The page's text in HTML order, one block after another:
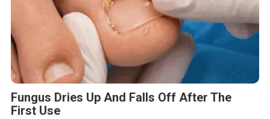
Fungus Dries Up And Falls Off After The
First Use